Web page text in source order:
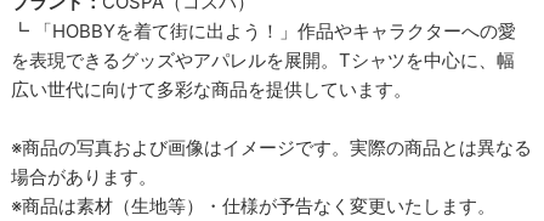
┗ 「HOBBYを着て街に出よう！」作品やキャラクターへの愛
を表現できるグッズやアパレルを展開。Tシャツを中心に、幅
広い世代に向けて多彩な商品を提供しています。
※商品の写真および画像はイメージです。実際の商品とは異なる
場合があります。
※商品は素材（生地等）・仕様が予告なく変更いたします。